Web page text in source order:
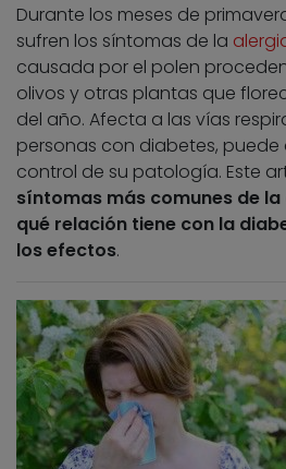
Durante los meses de
sufren los síntomas de la
causada por el polen
olivos y otras plantas que
del año. Afecta a las vías
personas con diabetes, puede
control de su patología. Este
síntomas más comunes de
qué relación tiene con la
los efectos.